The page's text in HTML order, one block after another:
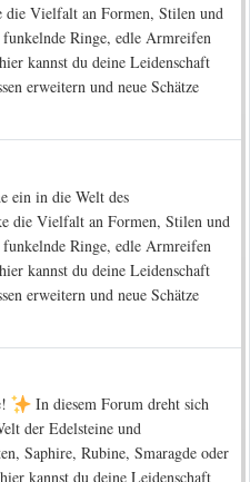
die Vielfalt an Formen, Stilen und
Ringe, edle Armreifen
kannst du deine Leidenschaft
erweitern und neue Schätze
ein in die Welt des
die Vielfalt an Formen, Stilen und
Ringe, edle Armreifen
kannst du deine Leidenschaft
erweitern und neue Schätze
In diesem Forum dreht sich
der Edelsteine und
Saphire, Rubine, Smaragde oder
kannst du deine Leidenschaft